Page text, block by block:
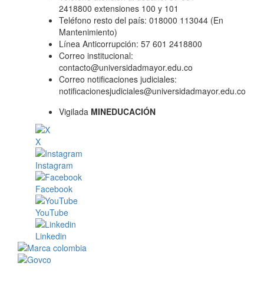
2418800 extensiones 100 y 101
Teléfono resto del país: 018000 113044 (En
Mantenimiento)
Línea Anticorrupción: 57 601 2418800
Correo institucional:
contacto@universidadmayor.edu.co
Correo notificaciones judiciales:
notificacionesjudiciales@universidadmayor.edu.co
Vigilada MINEDUCACIÓN
X
Instagram
Facebook
YouTube
Linkedin